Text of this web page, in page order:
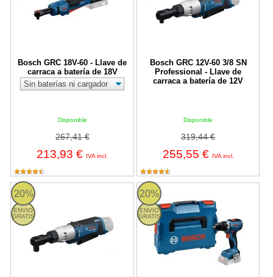
Bosch GRC 18V-60 - Llave de
carraca a batería de 18V
Disponible
267,41 €
213,93 € IVA incl.
Bosch GRC 12V-60 3/8 SN
Professional - Llave de
carraca a batería de 12V
Disponible
319,44 €
255,55 € IVA incl.
20%
ENVIO
GRATIS
Bosch GRC 12V-60 1/2 SN Professional - Llave de carraca a
20%
ENVIO
GRATIS
Bosch GSR 18V-65 Professional